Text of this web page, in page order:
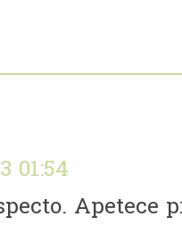
01:54
Apetece